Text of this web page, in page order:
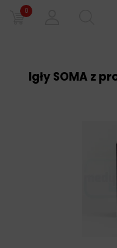
0
Igły SOMA z